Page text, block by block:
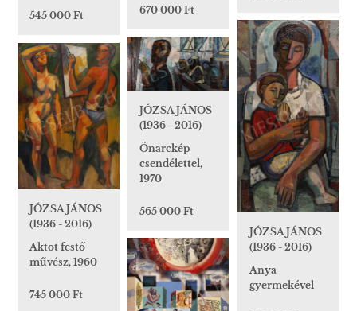
670 000 Ft
545 000 Ft
JÓZSA JÁNOS
(1936 - 2016)
Anya
gyermekével
JÓZSA JÁNOS
(1936 - 2016)
Önarckép
csendélettel,
1970
565 000 Ft
JÓZSA JÁNOS
(1936 - 2016)
Aktot festő
művész, 1960
745 000 Ft